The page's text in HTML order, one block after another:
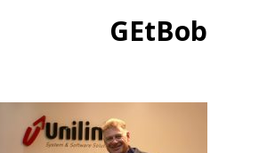
GEtBob